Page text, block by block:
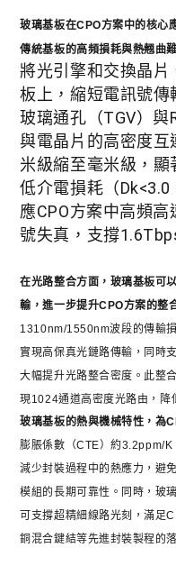
玻璃基板在CPO方案中的核心
傳統基板的高頻損耗與熱翹曲
將光引擎和交換晶
板上，縮短電訊號傳
玻璃通孔（TGV）與
與電晶片的高密度互
米級縮至毫米級，
低介電損耗（
應CPO方案中高頻
號失真，支撐
在光路整合方面，玻璃基板可
輸，進一步提升CPO方案的整
1310nm/1550nm波段的傳輸
實現高保真光鏈路傳輸，同時
大幅提升光路整合密度。此整
現1024通道高密度光路由，降
玻璃基板的熱與機械特性，為
膨脹係數（CTE）約3.2ppm/
減少封裝過程中的熱應力，避
模組的長期可靠性。同時，玻
可支撐超精細線路​​光刻，滿足
銅混合鍵結等先進封裝製程的